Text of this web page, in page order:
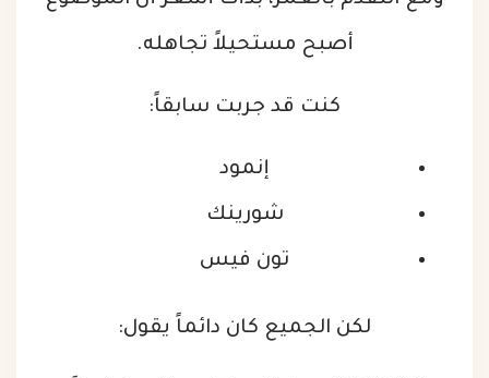
أصبح مستحيلاً تجاهله.
كنت قد جربت سابقاً:
إنمود
شورينك
تون فيس
لكن الجميع كان دائماً يقول: